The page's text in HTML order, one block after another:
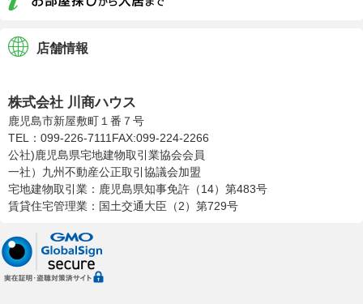
店舗情報
株式会社 川商ハウス
鹿児島市新屋敷町１番７号
TEL：099-226-7111FAX:099-224-2266
公社)鹿児島県宅地建物取引業協会会員
一社）九州不動産公正取引協議会加盟
宅地建物取引業：鹿児島県知事免許（14）第483号
賃貸住宅管理業：国土交通大臣（2）第729号